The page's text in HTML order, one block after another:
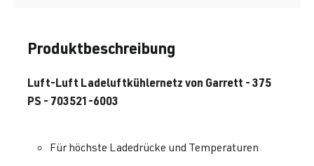
Produktbeschreibung
Luft-Luft Ladeluftkühlernetz von Garrett - 375
PS - 703521-6003
Für höchste Ladedrücke und Temperaturen